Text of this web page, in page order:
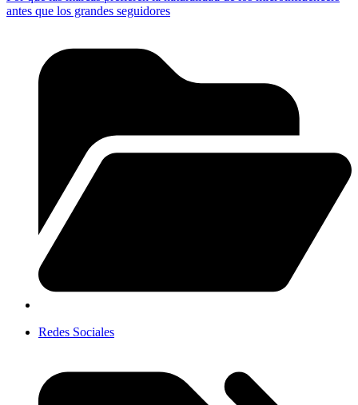
antes que los grandes seguidores
Redes Sociales